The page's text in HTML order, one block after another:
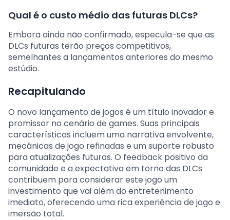
Qual é o custo médio das futuras DLCs?
Embora ainda não confirmado, especula-se que as
DLCs futuras terão preços competitivos,
semelhantes a lançamentos anteriores do mesmo
estúdio.
Recapitulando
O novo lançamento de jogos é um título inovador e
promissor no cenário de games. Suas principais
características incluem uma narrativa envolvente,
mecânicas de jogo refinadas e um suporte robusto
para atualizações futuras. O feedback positivo da
comunidade e a expectativa em torno das DLCs
contribuem para considerar este jogo um
investimento que vai além do entretenimento
imediato, oferecendo uma rica experiência de jogo e
imersão total.